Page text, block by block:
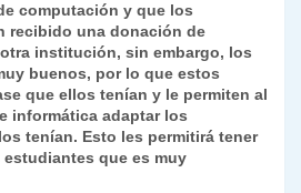
computación y que los
recibido una donación de
institución, sin embargo, los
buenos, por lo que estos
que ellos tenían y le permiten al
informática adaptar los
tenían. Esto les permitirá tener
que es muy